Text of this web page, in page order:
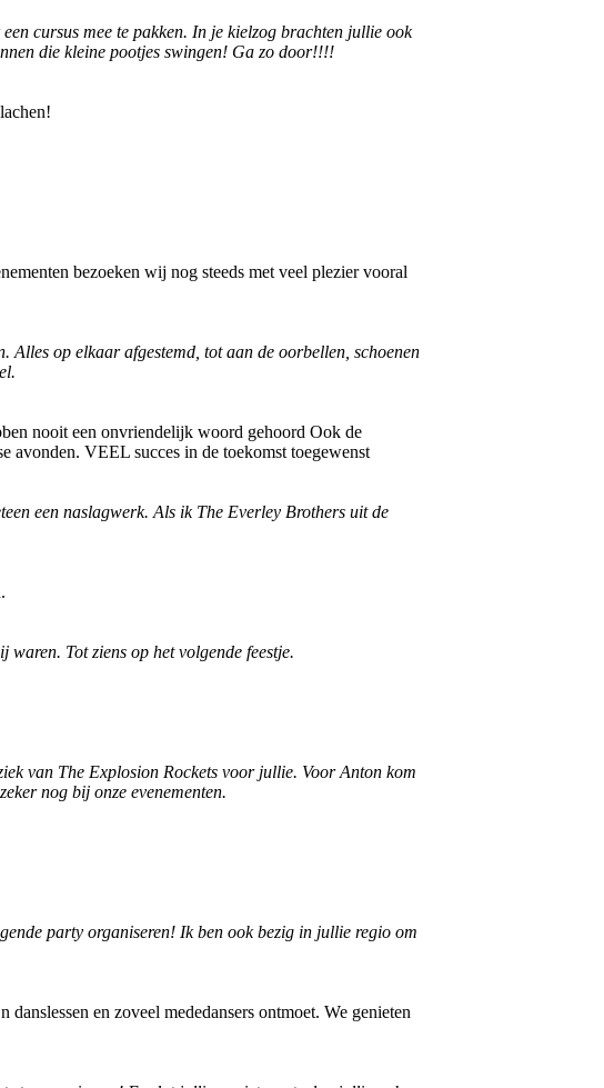
cursus mee te pakken. In je kielzog brachten jullie ook
die kleine pootjes swingen! Ga zo door!!!!
bezoeken wij nog steeds met veel plezier vooral
op elkaar afgestemd, tot aan de oorbellen, schoenen
nooit een onvriendelijk woord gehoord Ook de
avonden. VEEL succes in de toekomst toegewenst
een naslagwerk. Als ik The Everley Brothers uit de
Tot ziens op het volgende feestje.
van The Explosion Rockets voor jullie. Voor Anton kom
nog bij onze evenementen.
party organiseren! Ik ben ook bezig in jullie regio om
en zoveel mededansers ontmoet. We genieten